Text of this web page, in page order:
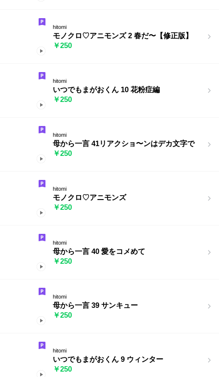
hitomi
モノクロ♡アニモンズ 2 春だ〜【修正版】
￥250
hitomi
いつでもまがおくん 10 花粉症編
￥250
hitomi
母から一言 41リアクショ〜ンはデカ文字で
￥250
hitomi
モノクロ♡アニモンズ
￥250
hitomi
母から一言 40 愛をコメめて
￥250
hitomi
母から一言 39 サンキュー
￥250
hitomi
いつでもまがおくん 9 ウィンター
￥250